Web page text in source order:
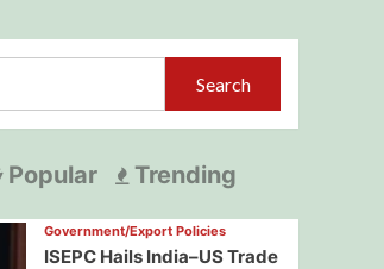
Popular Trending
Government/Export Policies
ISEPC Hails India–US Trade